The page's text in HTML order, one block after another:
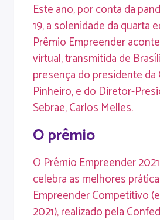
Este ano, por conta da
19, a solenidade da quarta
Prêmio Empreender
virtual, transmitida de
presença do presidente da
Pinheiro, e do Diretor-
Sebrae, Carlos Melles.
O prêmio
O Prêmio Empreender
celebra as melhores
Empreender Competitivo
2021), realizado pela